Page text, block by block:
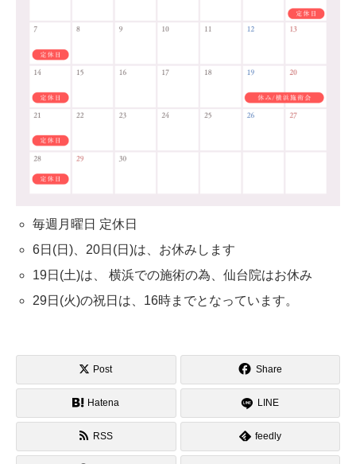
毎週月曜日 定休日
6日(日)、20日(日)は、お休みします
19日(土)は、 横浜での施術の為、仙台院はお休み
29日(火)の祝日は、16時までとなっています。
Post Share
Hatena LINE
RSS feedly